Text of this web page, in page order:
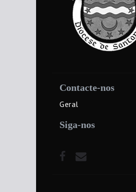
Contacte-nos
Geral
Siga-nos